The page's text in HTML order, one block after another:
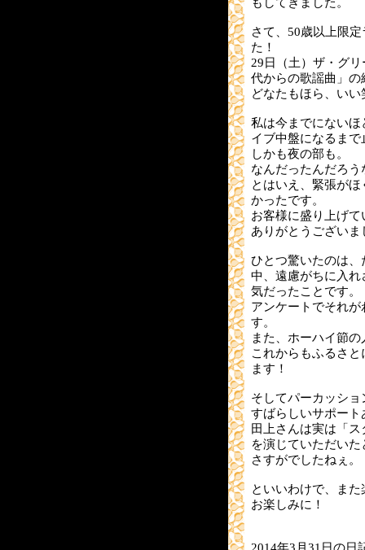
さて、50歳以上限
た！
29日（土）ザ・グ
代からの歌謡曲」
どなたもほら、い
私は今までにない
イブ中盤になるま
しかも夜の部も。
なんだったんだろ
とはいえ、緊張が
かったです。
お客様に盛り上げ
ありがとうございま
ひとつ驚いたのは
中、遠慮がちに入
気だったことです。
アンケートでそれ
す。
また、ホーハイ節
これからもふるさ
ます！
そしてパーカッシ
すばらしいサポー
田上さんは実は「
を演じていただい
さすがでしたねぇ。
といいわけで、ま
お楽しみに！